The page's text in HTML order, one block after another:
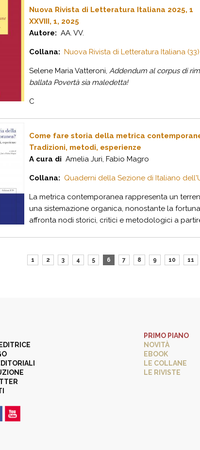
Nuova Rivista di Letteratura Italiana 2025, 1
XXVIII, 1, 2025
Autore: AA. VV.
Collana: Nuova Rivista di Letteratura Italiana (33)
Selene MariaVatteroni, Addendum al corpus di
ballata Povertà sia maledetta!
C
Come fare storia della metrica
Tradizioni, metodi, esperienze
A cura di Amelia Juri, Fabio Magro
Collana: Quaderni della Sezione di Italiano
La metrica contemporanea rappresenta un
una sistemazione organica, nonostante la
affronta nodi storici, critici e metodologici a
1 2 3 4 5 6 7 8 9 10 11
PRIMO PIANO
NOVITÀ
EBOOK
LE COLLANE
LE RIVISTE